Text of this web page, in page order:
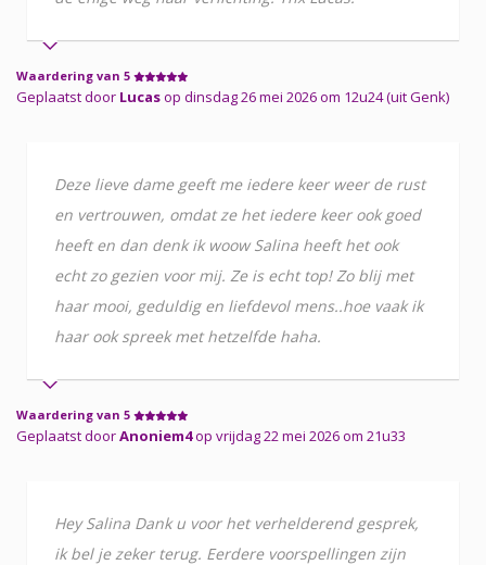
Waardering van 5
Geplaatst door Lucasop dinsdag 26 mei 2026 om 12u24 (uit Genk)
Deze lieve dame geeft me iedere keer weer de rust
en vertrouwen, omdat ze het iedere keer ook goed
heeft en dan denk ik woow Salina heeft het ook
echt zo gezien voor mij. Ze is echt top! Zo blij met
haar mooi, geduldig en liefdevol mens..hoe vaak ik
haar ook spreek met hetzelfde haha.
Waardering van 5
Geplaatst doorAnoniem4op vrijdag 22 mei 2026 om 21u33
Hey Salina Dank u voor het verhelderend gesprek,
ik bel je zeker terug. Eerdere voorspellingen zijn